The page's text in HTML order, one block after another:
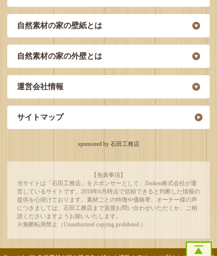
自然素材の家の壁紙とは
自然素材の家の外壁とは
運営会社情報
サイトマップ
sponsored by 石田工務店
【免責事項】
当サイトは「石田工務店」をスポンサーとして、Zenken株式会社が運
営しているサイトです。2018年6月時点で信頼できると判断した情報の
提供を心掛けております。素材ごとの特徴や価格帯、オーナー様の声
につきましては、石田工務店まで直接お問い合わせいただくか、ご相
談くださいますようお願いいたします。
※無断転用禁止（Unauthorized copying prohibited.）